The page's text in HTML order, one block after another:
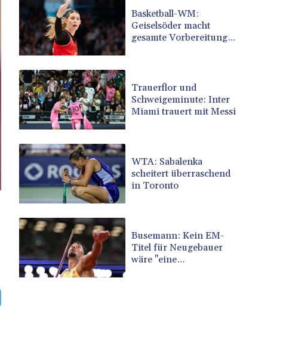
BRL 5.083304
BSD 0.997016
BTN 94.875232
BYR 19600
BZD 2.00519
CAD 1.39545
CLF 0.023206
CLP 913.315746
CNY 6.747604
CUC 1
Basketball-WM:
Geiselsöder macht
gesamte Vorbereitung
Trauerflor und
Schweigeminute: Inter
Miami trauert mit Messi
WTA: Sabalenka
scheitert überraschend
in Toronto
Busemann: Kein EM-
Titel für Neugebauer
wäre "eine